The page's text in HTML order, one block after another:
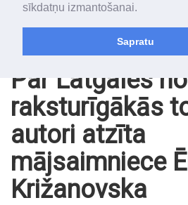
sīkdatņu izmantošanai.
Sapratu
Mudīte, Vladislava, Vladislavs
Par Latgales
raksturīgākās
autori atzīta
mājsaimniece
Križanovska